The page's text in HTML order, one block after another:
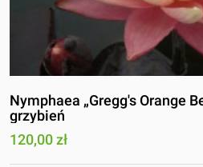
Nymphaea „Gregg's Orange
grzybień
120,00 zł